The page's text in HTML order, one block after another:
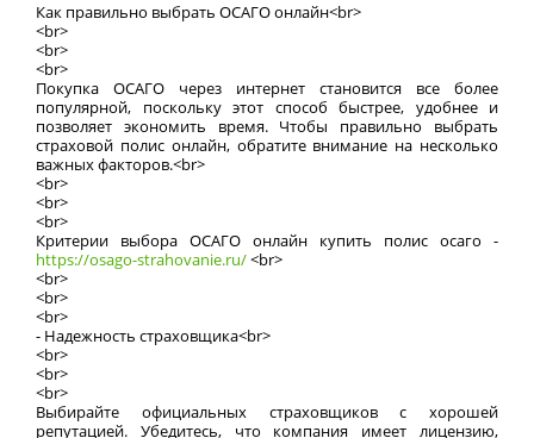
Как правильно выбрать ОСАГО онлайн<br>
<br>
<br>
<br>
Покупка ОСАГО через интернет становится все более
популярной, поскольку этот способ быстрее, удобнее и
позволяет экономить время. Чтобы правильно выбрать
страховой полис онлайн, обратите внимание на несколько
важных факторов.<br>
<br>
<br>
<br>
Критерии выбора ОСАГО онлайн купить полис осаго -
https://osago-strahovanie.ru/<br>
<br>
<br>
<br>
- Надежность страховщика<br>
<br>
<br>
<br>
Выбирайте официальных страховщиков с хорошей
репутацией. Убедитесь, что компания имеет лицензию,